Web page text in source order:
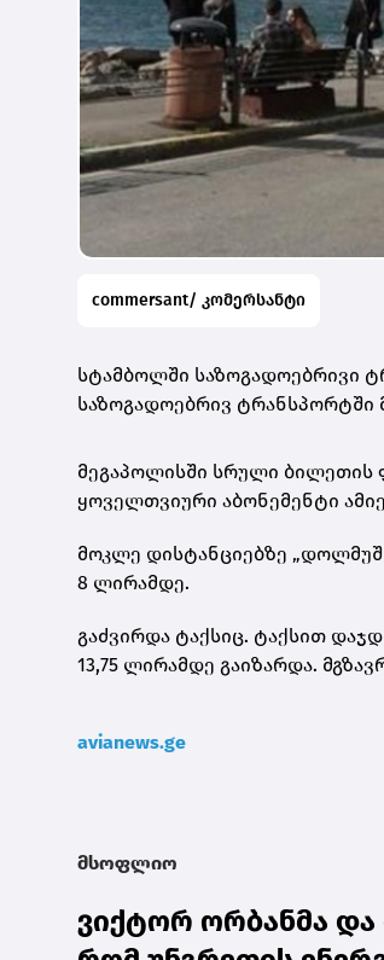
commersant/ კომერსანტი
სტამბოლში საზოგადოებრივი
საზოგადოებრივ ტრანსპორტში
მეგაპოლისში სრული ბილეთის
ყოველთვიური აბონემენტი
მოკლე დისტანციებზე „
8 ლირამდე.
გაძვირდა ტაქსიც. ტაქსით
13,75 ლირამდე გაიზარდა.
avianews.ge
მსოფლიო
ვიქტორ ორბანმა და